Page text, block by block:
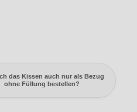
das Kissen auch nur als Bezug
ohne Füllung bestellen?